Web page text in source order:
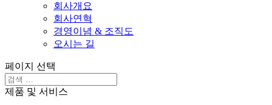
회사개요
회사연혁
경영이념 & 조직도
오시는 길
페이지 선택
제품 및 서비스